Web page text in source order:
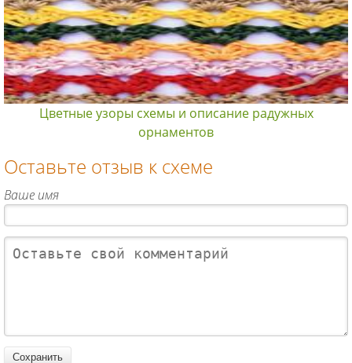
Цветные узоры схемы и описание радужных
орнаментов
Оставьте отзыв к схеме
Ваше имя